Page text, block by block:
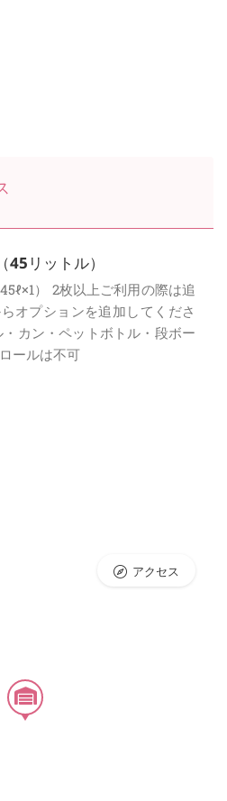
リットル）
） 2枚以上ご利用の際は追
オプションを追加してくださ
カン・ペットボトル・段ボー
ールは不可
アクセス